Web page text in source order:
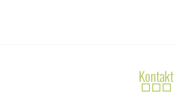
Kontakt
□□□